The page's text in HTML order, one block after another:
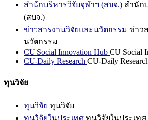
สำนักบริหารวิจัยจุฬาฯ (สบจ.) สำนัก
(สบจ.)
ข่าวสารงานวิจัยและนวัตกรรม ข่าว
นวัตกรรม
CU Social Innovation Hub CU Social
CU-Daily Research CU-Daily Research
ทุนวิจัย
ทุนวิจัย ทุนวิจัย
ทุนวิจัยในประเทศ ทุนวิจัยในประเทศ